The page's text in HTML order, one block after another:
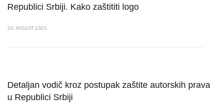
Republici Srbiji. Kako zaštititi logo
20. AVGUST 2025.
Detaljan vodič kroz postupak zaštite autorskih prava
u Republici Srbiji